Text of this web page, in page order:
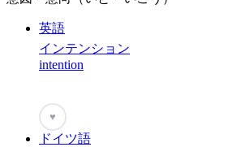
英語
インテンション
intention
♥
ドイツ語